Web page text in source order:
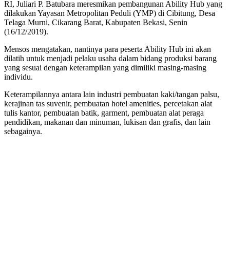
RI, Juliari P. Batubara meresmikan pembangunan Ability Hub yang
dilakukan Yayasan Metropolitan Peduli (YMP) di Cibitung, Desa
Telaga Murni, Cikarang Barat, Kabupaten Bekasi, Senin
(16/12/2019).
Mensos mengatakan, nantinya para peserta Ability Hub ini akan
dilatih untuk menjadi pelaku usaha dalam bidang produksi barang
yang sesuai dengan keterampilan yang dimiliki masing-masing
individu.
Keterampilannya antara lain industri pembuatan kaki/tangan palsu,
kerajinan tas suvenir, pembuatan hotel amenities, percetakan alat
tulis kantor, pembuatan batik, garment, pembuatan alat peraga
pendidikan, makanan dan minuman, lukisan dan grafis, dan lain
sebagainya.